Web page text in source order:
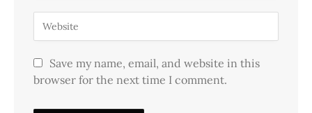
Save my name, email, and website in this
browser for the next time I comment.